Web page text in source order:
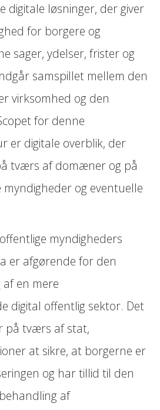
digitale løsninger, der giver
for borgere og
sager, ydelser, frister og
samspillet mellem den
virksomhed og den
for denne
er digitale overblik, der
tværs af domæner og på
og eventuelle
myndigheders
er afgørende for den
en mere
digital offentlig sektor. Det
på tværs af stat,
at sikre, at borgerne er
og har tillid til den
af